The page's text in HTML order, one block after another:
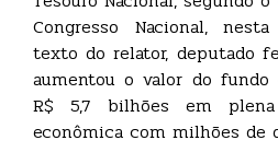
Congresso Nacional,
texto do relator, deputado
aumentou o valor do fundo
R$ 5,7 bilhões em
econômica com milhões de